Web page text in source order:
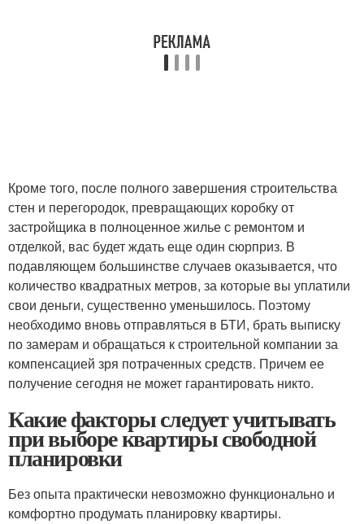
Кроме того, после полного завершения строительства
стен и перегородок, превращающих коробку от
застройщика в полноценное жилье с ремонтом и
отделкой, вас будет ждать еще один сюрприз. В
подавляющем большинстве случаев оказывается, что
количество квадратных метров, за которые вы уплатили
свои деньги, существенно уменьшилось. Поэтому
необходимо вновь отправляться в БТИ, брать выписку
по замерам и обращаться к строительной компании за
компенсацией зря потраченных средств. Причем ее
получение сегодня не может гарантировать никто.
Какие факторы следует учитывать
при выборе квартиры свободной
планировки
Без опыта практически невозможно функционально и
комфортно продумать планировку квартиры.